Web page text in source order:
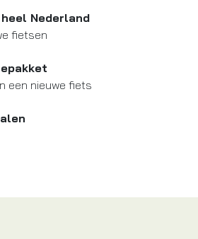
Nederland
fietsen
een nieuwe fiets